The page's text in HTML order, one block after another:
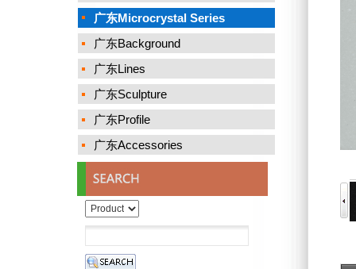
广东Microcrystal Series
广东Background
广东Lines
广东Sculpture
广东Profile
广东Accessories